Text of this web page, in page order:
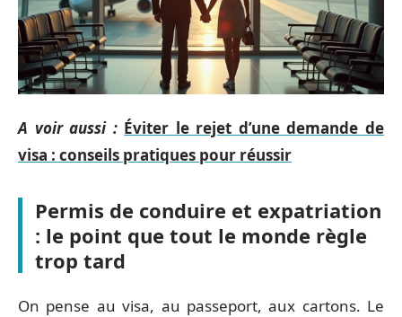
A voir aussi : Éviter le rejet d’une demande de
visa : conseils pratiques pour réussir
Permis de conduire et expatriation
: le point que tout le monde règle
trop tard
On pense au visa, au passeport, aux cartons. Le